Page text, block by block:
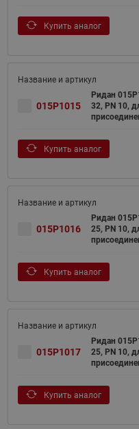
Купить аналог
015P1015
Ридан
32, PN 10,
Купить аналог
015P1016
Ридан
25, PN 10,
Купить аналог
015P1017
Ридан
25, PN 10,
Купить аналог